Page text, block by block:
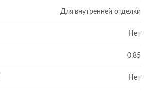
Для внутренней отделки
Нет
0.85
Нет